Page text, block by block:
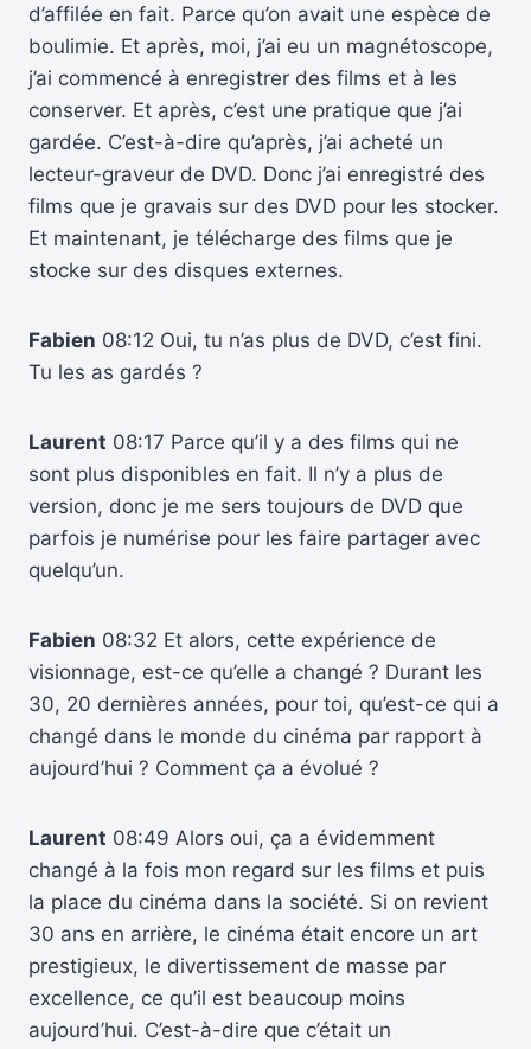
d’affilée en fait. Parce qu’on avait une espèce de
boulimie. Et après, moi, j’ai eu un magnétoscope,
j’ai commencé à enregistrer des films et à les
conserver. Et après, c’est une pratique que j’ai
gardée. C’est-à-dire qu’après, j’ai acheté un
lecteur-graveur de DVD. Donc j’ai enregistré des
films que je gravais sur des DVD pour les stocker.
Et maintenant, je télécharge des films que je
stocke sur des disques externes.
Fabien 08:12 Oui, tu n’as plus de DVD, c’est fini.
Tu les as gardés ?
Laurent 08:17 Parce qu’il y a des films qui ne
sont plus disponibles en fait. Il n’y a plus de
version, donc je me sers toujours de DVD que
parfois je numérise pour les faire partager avec
quelqu’un.
Fabien 08:32 Et alors, cette expérience de
visionnage, est-ce qu’elle a changé ? Durant les
30, 20 dernières années, pour toi, qu’est-ce qui a
changé dans le monde du cinéma par rapport à
aujourd’hui ? Comment ça a évolué ?
Laurent 08:49 Alors oui, ça a évidemment
changé à la fois mon regard sur les films et puis
la place du cinéma dans la société. Si on revient
30 ans en arrière, le cinéma était encore un art
prestigieux, le divertissement de masse par
excellence, ce qu’il est beaucoup moins
aujourd’hui. C’est-à-dire que c’était un